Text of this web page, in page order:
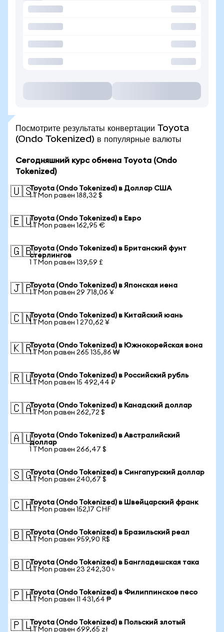
Посмотрите результаты конвертации Toyota
(Ondo Tokenized) в популярные валюты
Сегодняшний курс обмена Toyota (Ondo
Tokenized)
🇺🇸Toyota (Ondo Tokenized) в Доллар США
1 TMon равен 188,32 $
🇪🇺Toyota (Ondo Tokenized) в Евро
1 TMon равен 162,95 €
🇬🇧Toyota (Ondo Tokenized) в Британский фунт
стерлингов
1 TMon равен 139,59 £
🇯🇵Toyota (Ondo Tokenized) в Японская иена
1 TMon равен 29 718,06 ¥
🇨🇳Toyota (Ondo Tokenized) в Китайский юань
1 TMon равен 1 270,62 ¥
🇰🇷Toyota (Ondo Tokenized) в Южнокорейская вона
1 TMon равен 265 135,86 ₩
🇷🇺Toyota (Ondo Tokenized) в Российский рубль
1 TMon равен 15 492,44 ₽
🇨🇦Toyota (Ondo Tokenized) в Канадский доллар
1 TMon равен 262,72 $
🇦🇺Toyota (Ondo Tokenized) в Австралийский
доллар
1 TMon равен 266,47 $
🇸🇬Toyota (Ondo Tokenized) в Сингапурский доллар
1 TMon равен 240,67 $
🇨🇭Toyota (Ondo Tokenized) в Швейцарский франк
1 TMon равен 152,17 CHF
🇧🇷Toyota (Ondo Tokenized) в Бразильский реал
1 TMon равен 959,90 R$
🇧🇩Toyota (Ondo Tokenized) в Бангладешская така
1 TMon равен 23 242,30 ৳
🇵🇭Toyota (Ondo Tokenized) в Филиппинское песо
1 TMon равен 11 431,64 ₱
🇵🇱Toyota (Ondo Tokenized) в Польский злотый
1 TMon равен 699,65 zł